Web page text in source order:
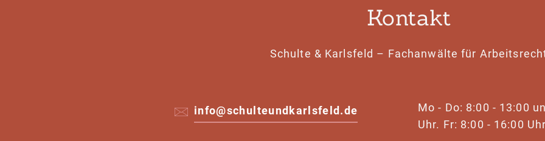
Kontakt
Schulte & Karlsfeld – Fachanwälte für
info@schulteundkarlsfeld.de
Mo - Do: 8:00 - 13:00
Uhr. Fr: 8:00 - 16:00